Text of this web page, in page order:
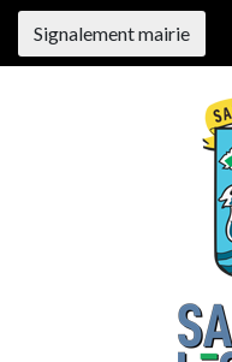
Signalement mairie